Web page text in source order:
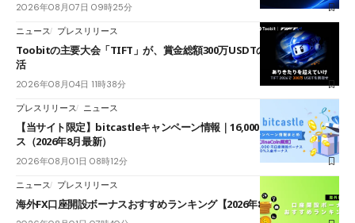
2026年08月07日 09時25分
ニュース プレスリリース
Toobitの主要大会「TIFT」が、賞金総額300万USDTのレースとして復
活
2026年08月04日 11時38分
プレスリリース ニュース
【当サイト限定】bitcastleキャンペーン情報｜16,000円口座開設ボーナ
ス（2026年8月最新）
2026年08月01日 08時12分
ニュース プレスリリース
海外FX口座開設ボーナスおすすめランキング【2026年8月最新】